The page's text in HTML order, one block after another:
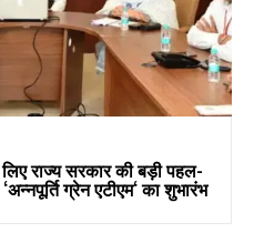
लिए राज्य सरकार की बड़ी पहल-
ग्रेन एटीएम‘ का शुभारंभ